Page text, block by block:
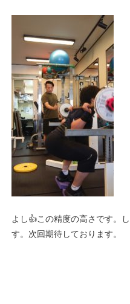
よし👍この精度の高さです。
す。次回期待しております。